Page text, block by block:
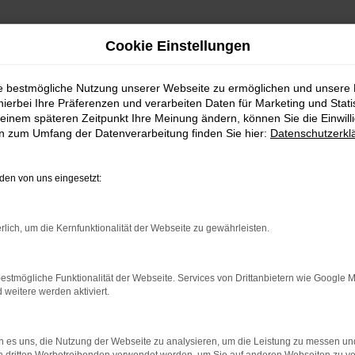
DIREKT IM
Fall eine gute Wahl. Als Mehrmarken-Center beraten
Peugeot und legt größten Wert auf eine faire und
Traumfahrzeug erhalten. Peugeot bietet sowohl
gesamte Spektrum vom Neuwagen über EU-
Cookie Einstellungen
bestmögliche Nutzung unserer Webseite zu ermöglichen und unsere
Ihre Präferenzen und verarbeiten Daten für Marketing und
späteren Zeitpunkt Ihre Meinung ändern, können Sie die
zum Umfang der Datenverarbeitung finden Sie hier:
von uns eingesetzt:
um die Kernfunktionalität der Webseite zu gewährleisten.
Funktionalität der Webseite. Services von Drittanbietern wie Google
weitere werden aktiviert.
es uns, die Nutzung der Webseite zu analysieren, um die Leistung zu messen